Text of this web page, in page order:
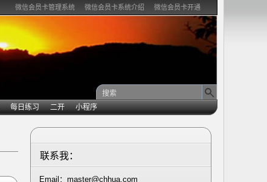
微信会员卡管理系统 微信会员卡系统介绍 微信会员卡开通
每日练习 二开 小程序
联系我：
Email：master@chhua.com